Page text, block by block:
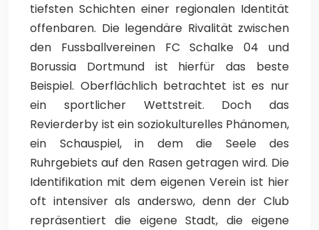
tiefsten Schichten einer regionalen Identität
offenbaren. Die legendäre Rivalität zwischen
den Fussballvereinen FC Schalke 04 und
Borussia Dortmund ist hierfür das beste
Beispiel. Oberflächlich betrachtet ist es nur
ein sportlicher Wettstreit. Doch das
Revierderby ist ein soziokulturelles Phänomen,
ein Schauspiel, in dem die Seele des
Ruhrgebiets auf den Rasen getragen wird. Die
Identifikation mit dem eigenen Verein ist hier
oft intensiver als anderswo, denn der Club
repräsentiert die eigene Stadt, die eigene